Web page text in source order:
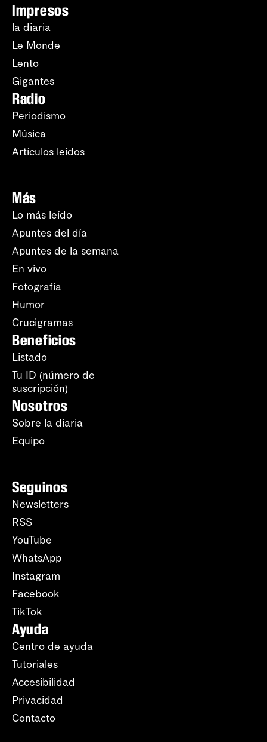
Impresos
la diaria
Le Monde
Lento
Gigantes
Radio
Periodismo
Música
Artículos leídos
Más
Lo más leído
Apuntes del día
Apuntes de la semana
En vivo
Fotografía
Humor
Crucigramas
Beneficios
Listado
Tu ID (número de
suscripción)
Nosotros
Sobre la diaria
Equipo
Seguinos
Newsletters
RSS
YouTube
WhatsApp
Instagram
Facebook
TikTok
Ayuda
Centro de ayuda
Tutoriales
Accesibilidad
Privacidad
Contacto